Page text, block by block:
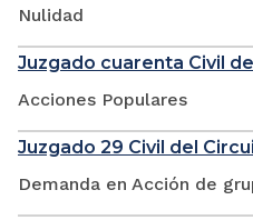
Nulidad
Juzgado cuarenta Civil
Acciones Populares
Juzgado 29 Civil del
Demanda en Acción de